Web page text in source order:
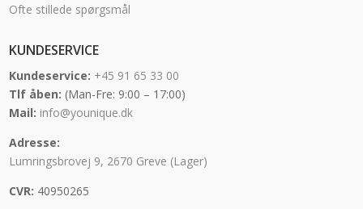
Ofte stillede spørgsmål
KUNDESERVICE
Kundeservice: +45 91 65 33 00
Tlf åben: (Man-Fre: 9:00 – 17:00)
Mail: info@younique.dk
Adresse:
Lumringsbrovej 9, 2670 Greve (Lager)
CVR: 40950265